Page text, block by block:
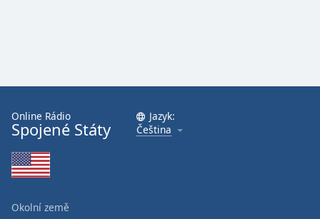
Online Rádio
Spojené Státy
Jazyk:
Čeština
Okolní země